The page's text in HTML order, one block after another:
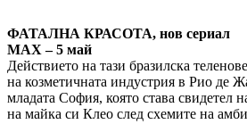
ФАТАЛНА КРАСОТА, нов сериал
MAX – 5 май
Действието на тази бразилска
на козметичната индустрия в Рио де
младата София, която става свидетел
на майка си Клео след схемите на